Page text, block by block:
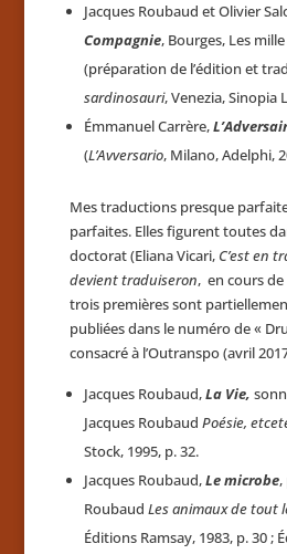
Jacques Roubaud et Olivier
Compagnie, Bourges, Les
(préparation de l’édition et
sardinosauri, Venezia, Sinopia
Émmanuel Carrère,
(L’Avversario, Milano, Adelphi,
Mes traductions presque
parfaites. Elles figurent toutes
doctorat (Eliana Vicari, C’est en
devient traduiseron, en cours
trois premières sont
publiées dans le numéro de «
consacré à l’Outranspo (avril
Jacques Roubaud,La Vie,
Jacques Roubaud Poésie,
Stock, 1995, p. 32.
Jacques Roubaud,Le microbe,
Roubaud Les animaux de tout
Éditions Ramsay, 1983, p. 30 ;